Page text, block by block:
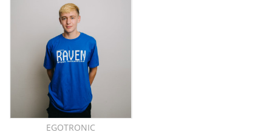
EGOTRONIC